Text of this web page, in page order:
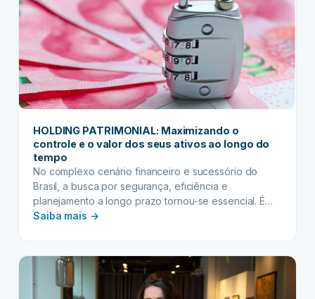
de
herdeiros
HOLDING PATRIMONIAL: Maximizando o
controle e o valor dos seus ativos ao longo do
tempo
No complexo cenário financeiro e sucessório do
Brasil, a busca por segurança, eficiência e
planejamento a longo prazo tornou-se essencial. É
nesse contexto que a holding patrimonial surge como
a administração de seus bens. Longe de ser um mero
artifício…
Saiba mais →:
Maximizando
o
controle